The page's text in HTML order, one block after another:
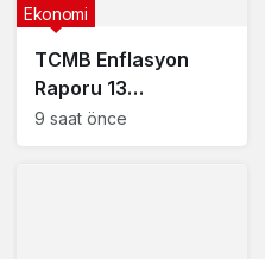
TCMB Enflasyon
Raporu 13
Ağustos’ta
Ekonomi
9 saat önce